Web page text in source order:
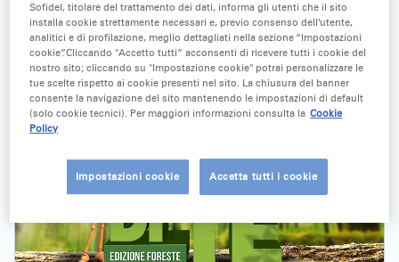
“Mi Curo di Te”: Regina e WWF con la
scuola per l’Agenda 2030
Sofidel, titolare del trattamento dei dati, informa gli utenti che il sito
installa cookie strettamente necessari e, previo consenso dell’utente,
analitici e di profilazione, meglio dettagliati nella sezione “Impostazioni
cookie”. Cliccando "Accetto tutti” acconsenti di ricevere tutti i cookie del
nostro sito; cliccando su "Impostazione cookie" potrai personalizzare le
tue scelte rispetto ai cookie presenti nel sito. La chiusura del banner
consente la navigazione del sito mantenendo le impostazioni di default
(solo cookie tecnici). Per maggiori informazioni consulta la Cookie
Policy
Impostazioni cookie Accetta tutti i cookie